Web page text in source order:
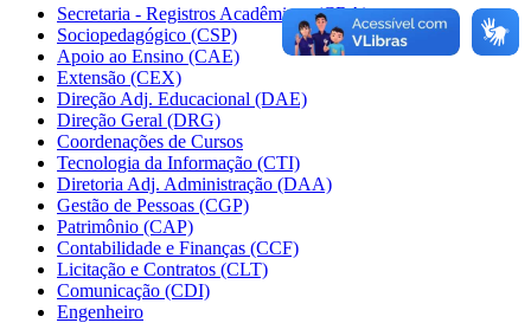
Secretaria - Registros Acadêmicos (CRA)
Sociopedagógico (CSP)
Apoio ao Ensino (CAE)
Extensão (CEX)
Direção Adj. Educacional (DAE)
Direção Geral (DRG)
Coordenações de Cursos
Tecnologia da Informação (CTI)
Diretoria Adj. Administração (DAA)
Gestão de Pessoas (CGP)
Patrimônio (CAP)
Contabilidade e Finanças (CCF)
Licitação e Contratos (CLT)
Comunicação (CDI)
Engenheiro